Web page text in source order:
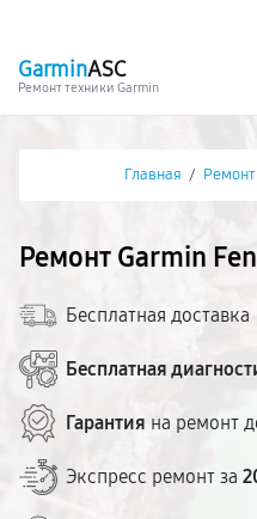
GarminASC
Ремонт техники Garmin
Главная /
Ремонт Garmin
Бесплатная доставка
Бесплатная
Гарантия на ремонт
Экспресс ремонт за